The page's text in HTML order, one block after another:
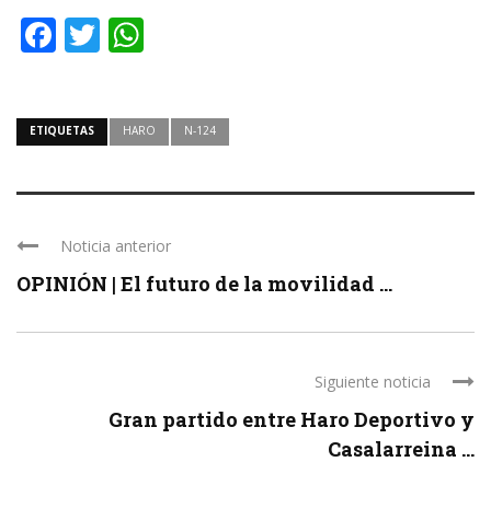
Facebook
Twitter
ETIQUETAS HARO N-124
Noticia anterior
OPINIÓN | El futuro de la movilidad ...
Siguiente noticia
Gran partido entre Haro Deportivo y
Casalarreina ...